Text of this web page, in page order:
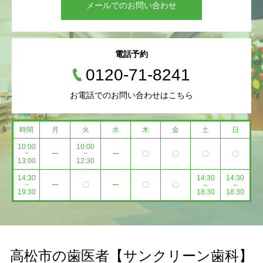
メールでのお問い合わせ
電話予約
0120-71-8241
お電話でのお問い合わせはこちら
時間 月 火 水 木 金 土 日
10:00
~
13:00
ー
10:00
~
12:30
ー 〇 〇 〇 〇
14:30
~
19:30
ー 〇 ー 〇 〇
14:30
～
18:30
14:30
～
18:30
高松市の歯医者【サンクリーン歯科】